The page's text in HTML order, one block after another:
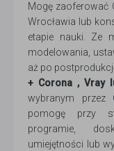
Mogę zaoferować
Wrocławia lub
etapie nauki. Ze
modelowania,
aż po
+ Corona , Vray
wybranym przez
pomogę przy
programie,
umiejętności lub